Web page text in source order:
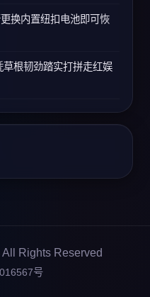
换内置纽扣电池即可恢
根韧劲踏实打拼走红娱
All Rights Reserved
号